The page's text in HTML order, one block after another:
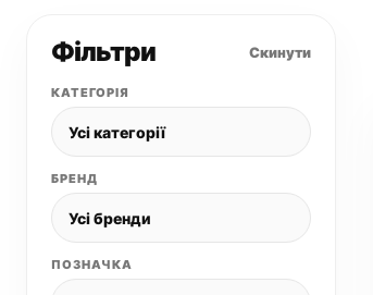
Фільтри Скинути
КАТЕГОРІЯ
БРЕНД
ПОЗНАЧКА